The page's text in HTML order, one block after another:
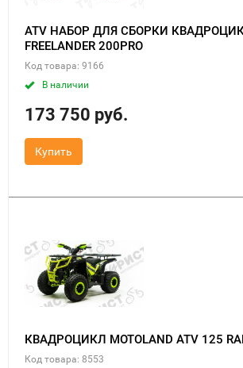
ATV НАБОР ДЛЯ СБОРКИ
FREELANDER 200PRO
Код товара: 9166
В наличии
173 750 руб.
Купить
КВАДРОЦИКЛ MOTOLAND ATV 125
Код товара: 8553